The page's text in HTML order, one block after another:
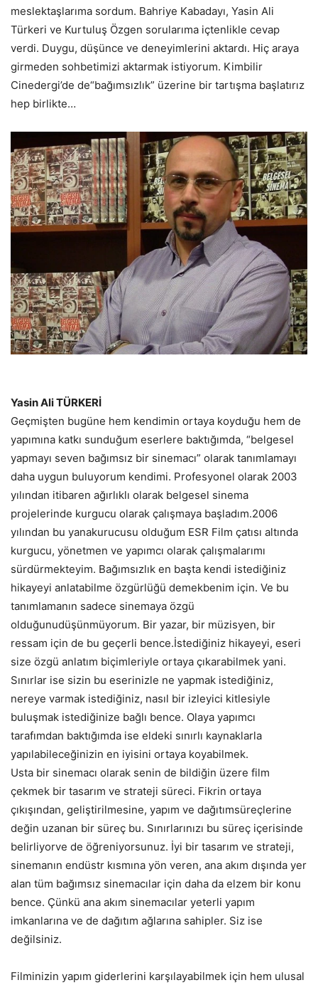
meslektaşlarıma sordum. Bahriye Kabadayı, Yasin Ali
Türkeri ve Kurtuluş Özgen sorularıma içtenlikle cevap
verdi. Duygu, düşünce ve deneyimlerini aktardı. Hiç araya
girmeden sohbetimizi aktarmak istiyorum. Kimbilir
Cinedergi’de de“bağımsızlık” üzerine bir tartışma başlatırız
hep birlikte…
Yasin Ali TÜRKERİ
Geçmişten bugüne hem kendimin ortaya koyduğu hem de
yapımına katkı sunduğum eserlere baktığımda, “belgesel
yapmayı seven bağımsız bir sinemacı” olarak tanımlamayı
daha uygun buluyorum kendimi. Profesyonel olarak 2003
yılından itibaren ağırlıklı olarak belgesel sinema
projelerinde kurgucu olarak çalışmaya başladım.2006
yılından bu yanakurucusu olduğum ESR Film çatısı altında
kurgucu, yönetmen ve yapımcı olarak çalışmalarımı
sürdürmekteyim. Bağımsızlık en başta kendi istediğiniz
hikayeyi anlatabilme özgürlüğü demekbenim için. Ve bu
tanımlamanın sadece sinemaya özgü
olduğunudüşünmüyorum. Bir yazar, bir müzisyen, bir
ressam için de bu geçerli bence.İstediğiniz hikayeyi, eseri
size özgü anlatım biçimleriyle ortaya çıkarabilmek yani.
Sınırlar ise sizin bu eserinizle ne yapmak istediğiniz,
nereye varmak istediğiniz, nasıl bir izleyici kitlesiyle
buluşmak istediğinize bağlı bence. Olaya yapımcı
tarafımdan baktığımda ise eldeki sınırlı kaynaklarla
yapılabileceğinizin en iyisini ortaya koyabilmek.
Usta bir sinemacı olarak senin de bildiğin üzere film
çekmek bir tasarım ve strateji süreci. Fikrin ortaya
çıkışından, geliştirilmesine, yapım ve dağıtımsüreçlerine
değin uzanan bir süreç bu. Sınırlarınızı bu süreç içerisinde
belirliyorve de öğreniyorsunuz. İyi bir tasarım ve strateji,
sinemanın endüstr kısmına yön veren, ana akım dışında yer
alan tüm bağımsız sinemacılar için daha da elzem bir konu
bence. Çünkü ana akım sinemacılar yeterli yapım
imkanlarına ve de dağıtım ağlarına sahipler. Siz ise
değilsiniz.
Filminizin yapım giderlerini karşılayabilmek için hem ulusal